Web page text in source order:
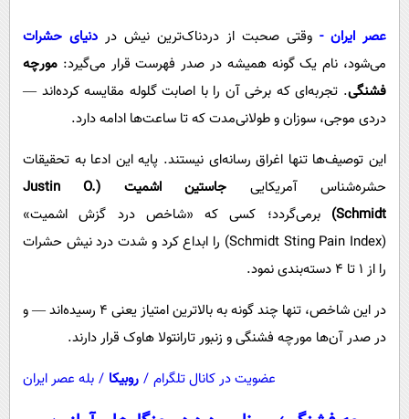
گوناگون
حوادث
محیط زیست
سلامت
فرهنگی
آشپزی
دانلود
عصر ایران - وقتی صحبت از دردناک‌ترین نیش در دنیای حشرات
می‌شود، نام یک گونه همیشه در صدر فهرست قرار می‌گیرد: مورچه
فشنگی. تجربه‌ای که برخی آن را با اصابت گلوله مقایسه کرده‌اند —
دردی موجی، سوزان و طولانی‌مدت که تا ساعت‌ها ادامه دارد.
این توصیف‌ها تنها اغراق رسانه‌ای نیستند. پایه این ادعا به تحقیقات
حشره‌شناس آمریکایی جاستین اشمیت (Justin O.
Schmidt
) برمی‌گردد؛ کسی که «شاخص درد گزش اشمیت»
(Schmidt Sting Pain Index) را ابداع کرد و شدت درد نیش حشرات
را از ۱ تا ۴ دسته‌بندی نمود.
در این شاخص، تنها چند گونه به بالاترین امتیاز یعنی ۴ رسیده‌اند — و
در صدر آن‌ها مورچه فشنگی و زنبور تارانتولا هاوک قرار دارند.
عضویت در کانال تلگرام / روبیکا / بله عصر ایران